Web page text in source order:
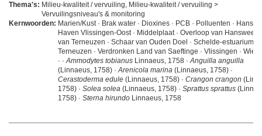
Thema's: Milieu-kwaliteit / vervuiling, Milieu-kwaliteit / vervuiling >
Vervuilingsniveau's & monitoring
Kernwoorden: Marien/Kust · Brak water · Dioxines · PCB · Polluenten ·
Haven Vlissingen-Oost · Middelplaat · Overloop van Hansweert
van Terneuzen · Schaar van Ouden Doel · Schelde-estuarium ·
Terneuzen · Verdronken Land van Saeftinge · Vlissingen ·
· ·Ammodytes tobianus Linnaeus, 1758 ·Anguilla anguilla
(Linnaeus, 1758) ·Arenicola marina (Linnaeus, 1758) ·
Cerastoderma edule (Linnaeus, 1758) · Crangon crangon
1758) · Solea solea (Linnaeus, 1758) · Sprattus sprattus
1758) · Sterna hirundo Linnaeus, 1758